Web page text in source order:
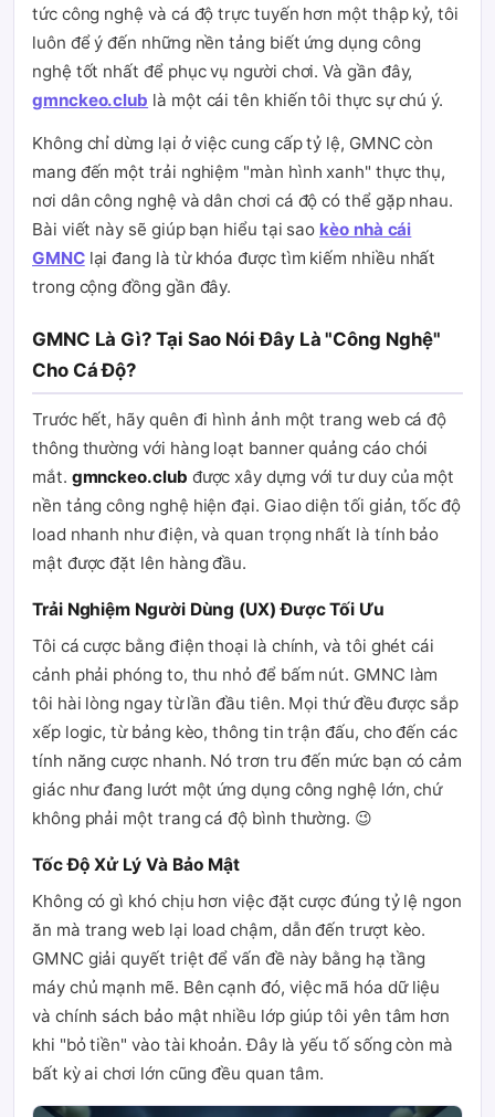
tức công nghệ và cá độ trực tuyến hơn một thập kỷ, tôi
luôn để ý đến những nền tảng biết ứng dụng công
nghệ tốt nhất để phục vụ người chơi. Và gần đây,
gmnckeo.club là một cái tên khiến tôi thực sự chú ý.
Không chỉ dừng lại ở việc cung cấp tỷ lệ, GMNC còn
mang đến một trải nghiệm "màn hình xanh" thực thụ,
nơi dân công nghệ và dân chơi cá độ có thể gặp nhau.
Bài viết này sẽ giúp bạn hiểu tại sao kèo nhà cái
GMNClại đang là từ khóa được tìm kiếm nhiều nhất
trong cộng đồng gần đây.
GMNC Là Gì? Tại Sao Nói Đây Là "Công Nghệ"
Cho Cá Độ?
Trước hết, hãy quên đi hình ảnh một trang web cá độ
thông thường với hàng loạt banner quảng cáo chói
mắt. gmnckeo.club được xây dựng với tư duy của một
nền tảng công nghệ hiện đại. Giao diện tối giản, tốc độ
load nhanh như điện, và quan trọng nhất là tính bảo
mật được đặt lên hàng đầu.
Trải Nghiệm Người Dùng (UX) Được Tối Ưu
Tôi cá cược bằng điện thoại là chính, và tôi ghét cái
cảnh phải phóng to, thu nhỏ để bấm nút. GMNC làm
tôi hài lòng ngay từ lần đầu tiên. Mọi thứ đều được sắp
xếp logic, từ bảng kèo, thông tin trận đấu, cho đến các
tính năng cược nhanh. Nó trơn tru đến mức bạn có cảm
giác như đang lướt một ứng dụng công nghệ lớn, chứ
không phải một trang cá độ bình thường. 😉
Tốc Độ Xử Lý Và Bảo Mật
Không có gì khó chịu hơn việc đặt cược đúng tỷ lệ ngon
ăn mà trang web lại load chậm, dẫn đến trượt kèo.
GMNC giải quyết triệt để vấn đề này bằng hạ tầng
máy chủ mạnh mẽ. Bên cạnh đó, việc mã hóa dữ liệu
và chính sách bảo mật nhiều lớp giúp tôi yên tâm hơn
khi "bỏ tiền" vào tài khoản. Đây là yếu tố sống còn mà
bất kỳ ai chơi lớn cũng đều quan tâm.